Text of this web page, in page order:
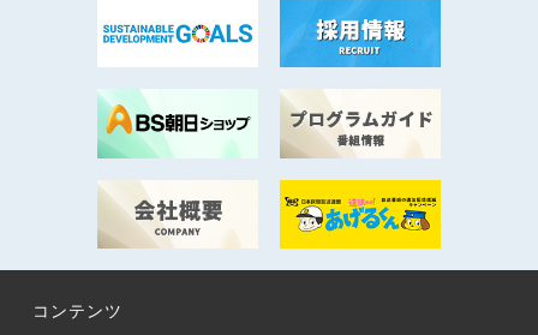
コンテンツ